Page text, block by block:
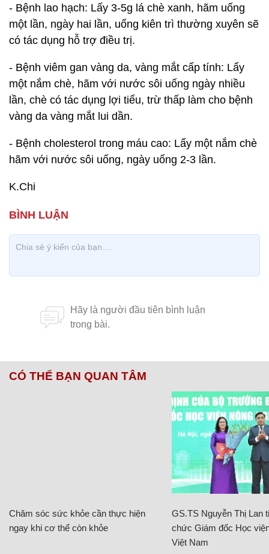
- Bệnh lao hạch: Lấy 3-5g lá chè xanh, hãm uống
một lần, ngày hai lần, uống kiên trì thường xuyên sẽ
có tác dụng hỗ trợ điều trị.
- Bệnh viêm gan vàng da, vàng mắt cấp tính: Lấy
một nắm chè, hãm với nước sôi uống ngày nhiều
lần, chè có tác dụng lợi tiểu, trừ thấp làm cho bệnh
vàng da vàng mắt lui dần.
- Bệnh cholesterol trong máu cao: Lấy một nắm chè
hãm với nước sôi uống, ngày uống 2-3 lần.
K.Chi
CÓ THỂ BẠN QUAN TÂM
Chăm sóc sức khỏe cần thực hiện
ngay khi cơ thể còn khỏe
GS.TS Nguyễn Thị Lan
chức Giám đốc Học
Việt Nam